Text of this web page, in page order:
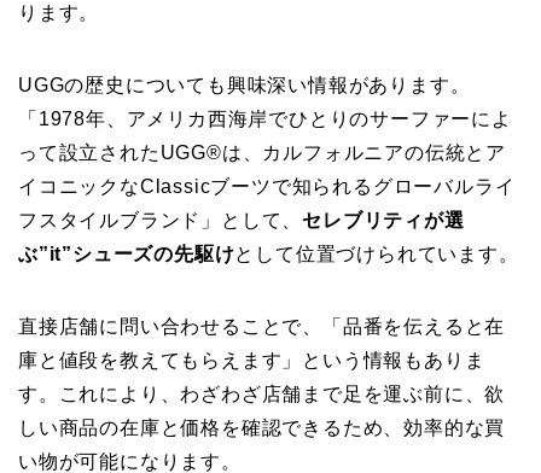
ります。
UGGの歴史についても興味深い情報があります。
「1978年、アメリカ西海岸でひとりのサーファーによ
って設立されたUGG®は、カルフォルニアの伝統とア
イコニックなClassicブーツで知られるグローバルライ
フスタイルブランド」として、 セレブリティが選
ぶ”it”シューズの先駆けとして位置づけられています。
直接店舗に問い合わせることで、「品番を伝えると在
庫と値段を教えてもらえます」という情報もありま
す。これにより、わざわざ店舗まで足を運ぶ前に、欲
しい商品の在庫と価格を確認できるため、効率的な買
い物が可能になります。